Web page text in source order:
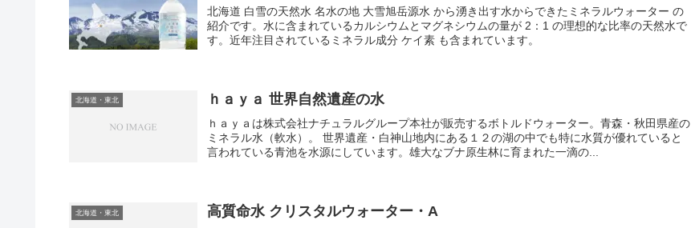
北海道 白雪の天然水 名水の地 大雪旭岳源水 から湧き出す水からできたミネラルウォーター の
紹介です。水に含まれているカルシウムとマグネシウムの量が 2：1 の理想的な比率の天然水で
す。近年注目されているミネラル成分 ケイ素 も含まれています。
北海道・東北 ｈａｙａ 世界自然遺産の水
ｈａｙａは株式会社ナチュラルグループ本社が販売するボトルドウォーター。青森・秋田県産の
ミネラル水（軟水）。 世界遺産・白神山地内にある１２の湖の中でも特に水質が優れていると
言われている青池を水源にしています。雄大なブナ原生林に育まれた一滴の...
北海道・東北 高質命水 クリスタルウォーター・A